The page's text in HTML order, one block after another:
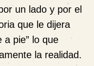
un lado y por el
que le dijera
a pie” lo que
la realidad.